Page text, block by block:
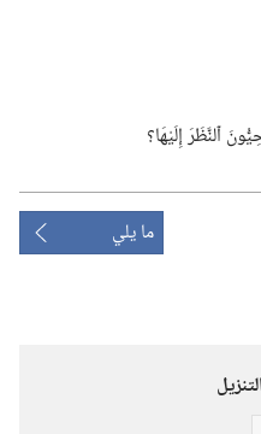
ٱلنَّظَرَ إِلَيْهَا؟‏
ما يلي